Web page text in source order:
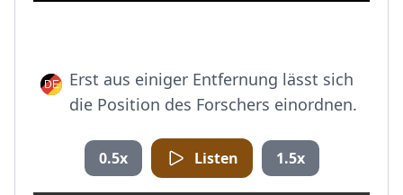
Erst aus einiger Entfernung lässt sich
die Position des Forschers einordnen.
0.5x Listen 1.5x